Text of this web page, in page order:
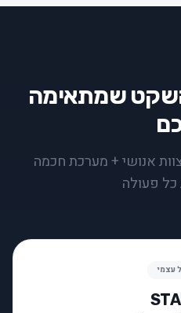
שמתאימה
אנושי + מערכת חכמה
פעולה
עצמי